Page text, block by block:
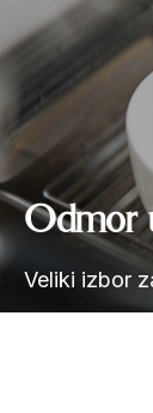
Odmor
Veliki izbor